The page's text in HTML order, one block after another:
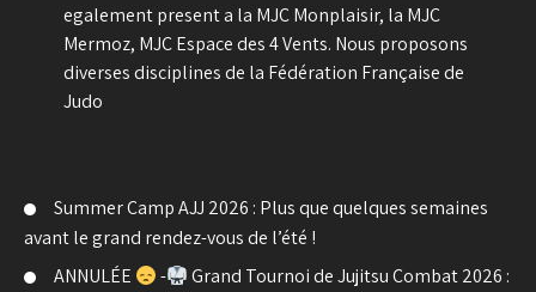
egalement present a la MJC Monplaisir, la MJC
Mermoz, MJC Espace des 4 Vents. Nous proposons
diverses disciplines de la Fédération Française de
Judo
Summer Camp AJJ 2026 : Plus que quelques semaines
avant le grand rendez-vous de l’été !
ANNULÉE
-
Grand Tournoi de Jujitsu Combat 2026 :